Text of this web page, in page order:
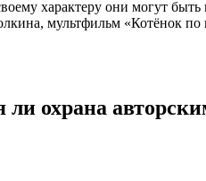
характеру они могут
мультфильм «Котёнок
ли охрана